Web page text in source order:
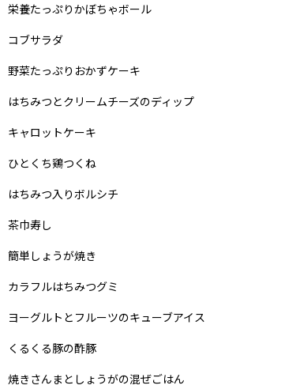
栄養たっぷりかぼちゃボール
コブサラダ
野菜たっぷりおかずケーキ
はちみつとクリームチーズのディップ
キャロットケーキ
ひとくち鶏つくね
はちみつ入りボルシチ
茶巾寿し
簡単しょうが焼き
カラフルはちみつグミ
ヨーグルトとフルーツのキューブアイス
くるくる豚の酢豚
焼きさんまとしょうがの混ぜごはん